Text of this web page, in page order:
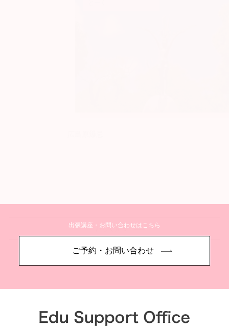
詳しく見る
出張講座・お問い合わせはこちら
ご予約・お問い合わせ